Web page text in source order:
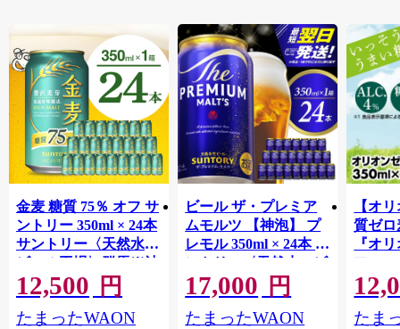
金麦 糖質 75％ オフ サ
ントリー 350ml × 24本
サントリー〈天然水の
ビール工場〉群馬※沖
縄・離島地域へのお届
け不可
12,500 円
たまったWAON
ビール ザ・プレミア
ムモルツ 【神泡】 プ
レモル 350ml × 24本 サ
ントリー〈天然水のビ
ール工場〉群馬※沖
縄・離島地域へのお届
け不可
17,000 円
たまったWAON
【オ
質ゼロ
『オ
フ』
泡酒
1ケー
ロ ゼ
たま